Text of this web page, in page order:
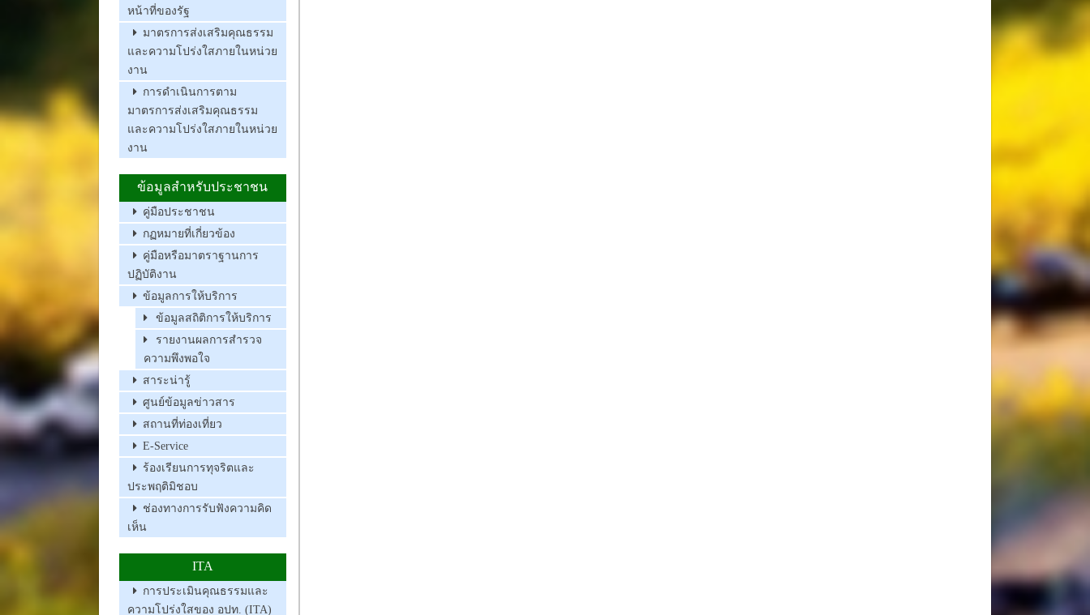
หน้าที่ของรัฐ
มาตรการส่งเสริมคุณธรรม
และความโปร่งใสภายในหน่วย
งาน
การดำเนินการตาม
มาตรการส่งเสริมคุณธรรม
และความโปร่งใสภายในหน่วย
งาน
ข้อมูลสำหรับประชาชน
คู่มือประชาชน
กฏหมายที่เกี่ยวข้อง
คู่มือหรือมาตราฐานการ
ปฏิบัติงาน
ข้อมูลการให้บริการ
ข้อมูลสถิติการให้บริการ
รายงานผลการสำรวจ
ความพึงพอใจ
สาระน่ารู้
ศูนย์ข้อมูลข่าวสาร
สถานที่ท่องเที่ยว
E-Service
ร้องเรียนการทุจริตและ
ประพฤติมิชอบ
ช่องทางการรับฟังความคิด
เห็น
ITA
การประเมินคุณธรรมและ
ความโปร่งใสของ อปท. (ITA)